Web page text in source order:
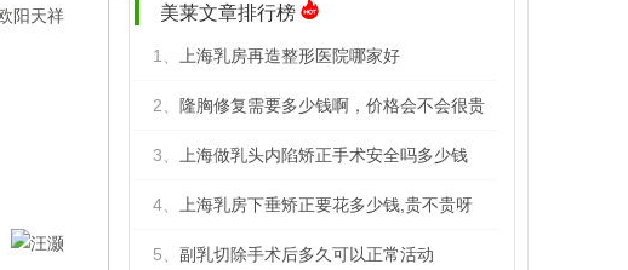
美莱文章排行榜
1、 上海乳房再造整形医院哪家好
2、 隆胸修复需要多少钱啊，价格会不会很贵
3、 上海做乳头内陷矫正手术安全吗多少钱
4、 上海乳房下垂矫正要花多少钱,贵不贵呀
5、 副乳切除手术后多久可以正常活动